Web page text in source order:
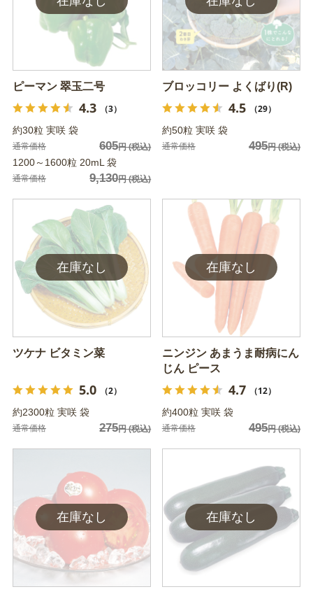
ピーマン 翠玉二号
4.3 （3）
約30粒 実咲 袋
通常価格 605円(税込)
1200～1600粒 20mL 袋
通常価格 9,130円(税込)
ブロッコリー よくばり(R)
4.5 （29）
約50粒 実咲 袋
通常価格 495円(税込)
ツケナ ビタミン菜
5.0 （2）
約2300粒 実咲 袋
通常価格 275円(税込)
ニンジン あまうま耐病にん
じん ピース
4.7 （12）
約400粒 実咲 袋
通常価格 495円(税込)